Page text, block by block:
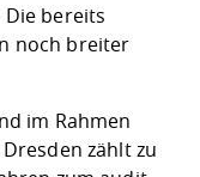
bereits
noch breiter
im Rahmen
zählt zu